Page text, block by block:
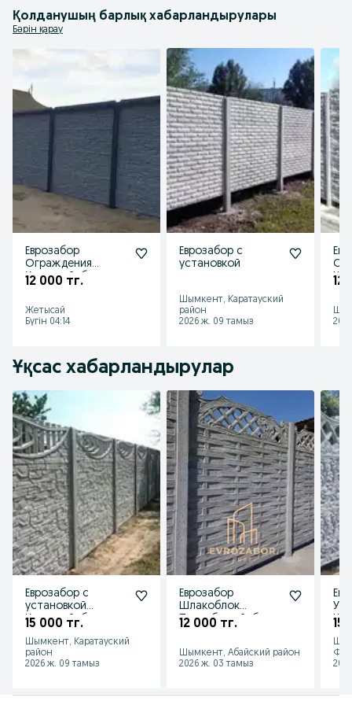
Қолданушың барлық хабарландырулары
Бәрін қарау
Еврозабор
Ограждения
Қоршау Забор
12 000 тг.
Жетысай
Бүгін 04:14
Еврозабор с
установкой
Шымкент, Каратауский
район
2026 ж. 09 тамыз
12
Ұқсас хабарландырулар
Еврозабор с
установкой
Коршау Заборы
Еврозабор
15 000 тг.
Шымкент, Каратауский
район
2026 ж. 09 тамыз
Еврозабор
Шлакоблок
Пескоблок Забор
12 000 тг.
Шымкент, Абайский район
2026 ж. 03 тамыз
15